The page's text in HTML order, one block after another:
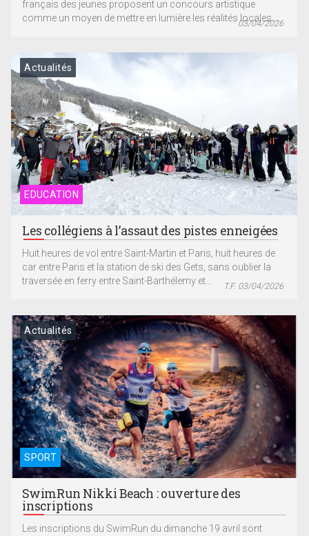
français des jeunes proposent un concours artistique
comme un moyen de mettre en lumière les réalités locales...
03/04/2026
EDUCATION
Actualités
Les collégiens à l’assaut des pistes enneigées
Huit heures de vol entre Saint-Martin et Paris, huit heures de
car entre Paris et la station de ski des Gets, sans oublier la
traversée en ferry entre Saint-Barthélemy et...
T.F. 03/04/2026
SPORT
Actualités
SwimRun Nikki Beach : ouverture des
inscriptions
Les inscriptions du SwimRun du dimanche 19 avril sont